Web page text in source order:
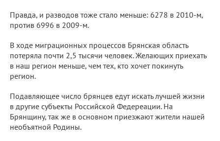
Правда, и разводов тоже стало меньше: 6278 в 2010-м,
против 6996 в 2009-м.
В ходе миграционных процессов Брянская область
потеряла почти 2,5 тысячи человек. Желающих приехать
в наш регион меньше, чем тех, кто хочет покинуть
регион.
Подавляющее число брянцев едут искать лучшей жизни
в другие субъекты Российской Федереации. На
Брянщину, так же в основном приезжают жители нашей
необъятной Родины.